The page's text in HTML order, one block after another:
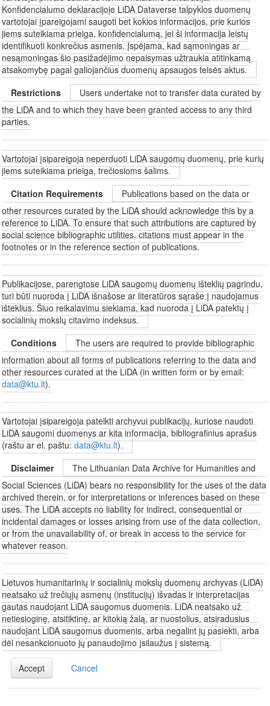
Konfidencialumo deklaracijoje LiDA Dataverse talpyklos duomenų
vartotojai įpareigojami saugoti bet kokios informacijos, prie kurios
jiems suteikiama prieiga, konfidencialumą, jei ši informacija leistų
identifikuoti konkrečius asmenis. Įspėjama, kad sąmoningas ar
nesąmoningas šio pasižadėjimo nepaisymas užtraukia atitinkamą
atsakomybę pagal galiojančius duomenų apsaugos teisės aktus.
Restrictions
Users undertake not to transfer data curated by
the LiDA and to which they have been granted access to any third
parties.
Vartotojai įsipareigoja neperduoti LiDA saugomų duomenų, prie kurių
jiems suteikiama prieiga, trečiosioms šalims.
Citation Requirements
Publications based on the data or
other resources curated by the LiDA should acknowledge this by a
reference to LiDA. To ensure that such attributions are captured by
social science bibliographic utilities, citations must appear in the
footnotes or in the reference section of publications.
Publikacijose, parengtose LiDA saugomų duomenų išteklių pagrindu,
turi būti nuoroda į LiDA išnašose ar literatūros sąraše į naudojamus
išteklius. Šiuo reikalavimu siekiama, kad nuoroda į LiDA patektų į
socialinių mokslų citavimo indeksus.
Conditions
The users are required to provide bibliographic
information about all forms of publications referring to the data and
other resources curated at the LiDA (in written form or by email:
data@ktu.lt).
Vartotojai įsipareigoja pateikti archyvui publikacijų, kuriose naudoti
LiDA saugomi duomenys ar kita informacija, bibliografinius aprašus
(raštu ar el. paštu:data@ktu.lt).
Disclaimer
The Lithuanian Data Archive for Humanities and
Social Sciences (LiDA) bears no responsibility for the uses of the data
archived therein, or for interpretations or inferences based on these
uses. The LiDA accepts no liability for indirect, consequential or
incidental damages or losses arising from use of the data collection,
or from the unavailability of, or break in access to the service for
whatever reason.
Lietuvos humanitarinių ir socialinių mokslų duomenų archyvas (LiDA)
neatsako už trečiųjų asmenų (institucijų) išvadas ir interpretacijas
gautas naudojant LiDA saugomus duomenis. LiDA neatsako už
netiesioginę, atsitiktinę, ar kitokią žalą, ar nuostolius, atsiradusius
naudojant LiDA saugomus duomenis, arba negalint jų pasiekti, arba
dėl nesankcionuoto jų panaudojimo įsilaužus į sistemą.
Accept Cancel